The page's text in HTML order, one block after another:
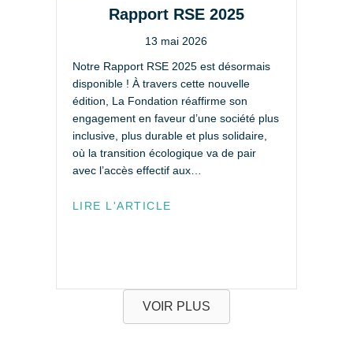
Rapport RSE 2025
13 mai 2026
Notre Rapport RSE 2025 est désormais
disponible ! À travers cette nouvelle
édition, La Fondation réaffirme son
engagement en faveur d’une société plus
inclusive, plus durable et plus solidaire,
où la transition écologique va de pair
avec l’accès effectif aux…
LIRE L'ARTICLE
VOIR PLUS